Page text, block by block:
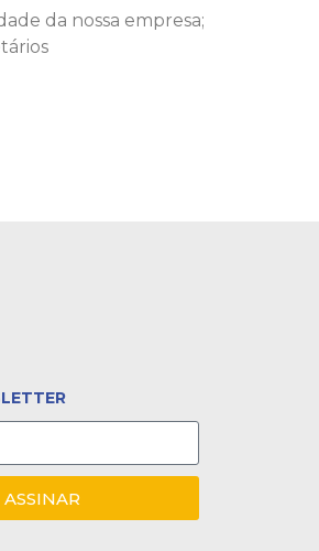
da nossa empresa;
ASSINAR